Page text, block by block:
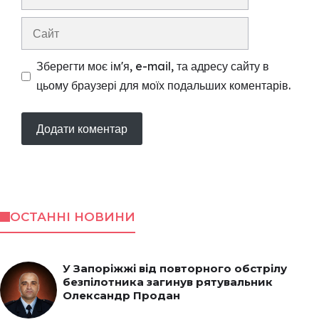
Сайт
Зберегти моє ім'я, e-mail, та адресу сайту в
цьому браузері для моїх подальших коментарів.
ОСТАННІ НОВИНИ
У Запоріжжі від повторного обстрілу
безпілотника загинув рятувальник
Олександр Продан